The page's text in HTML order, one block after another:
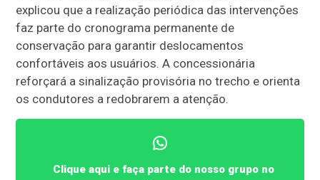
explicou que a realização periódica das intervenções
faz parte do cronograma permanente de
conservação para garantir deslocamentos
confortáveis aos usuários. A concessionária
reforçará a sinalização provisória no trecho e orienta
os condutores a redobrarem a atenção.
Clique aqui e faça parte do nosso grupo no